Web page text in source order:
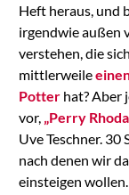
Heft heraus, und
irgendwie außen
verstehen, die
mittlerweile
Potterhat? Aber
vor, „Perry
Uve Teschner.
nach denen wir
einsteigen wollen.